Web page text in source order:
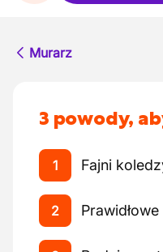
Murarz
3 powody,
1 Fajni
2